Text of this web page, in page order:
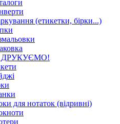
(етикетки, бірки...)
для нотаток (відривні)